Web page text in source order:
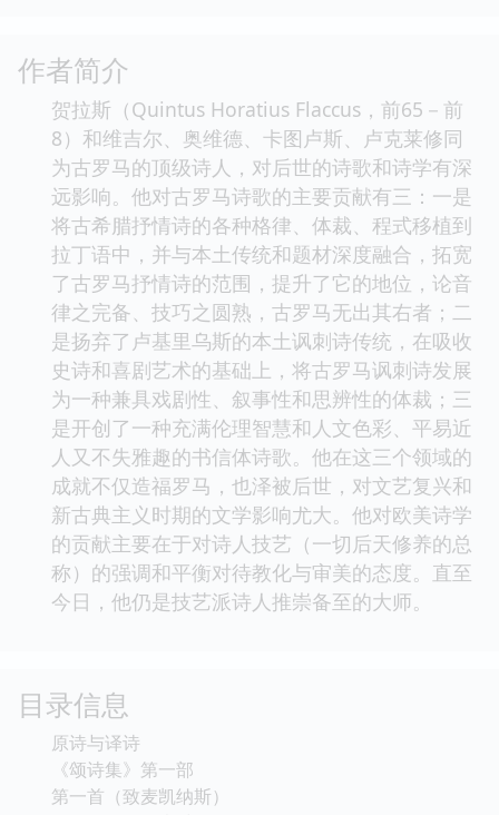
作者简介
贺拉斯（Quintus Horatius Flaccus，前65－前
8）和维吉尔、奥维德、卡图卢斯、卢克莱修同
为古罗马的顶级诗人，对后世的诗歌和诗学有深
远影响。他对古罗马诗歌的主要贡献有三：一是
将古希腊抒情诗的各种格律、体裁、程式移植到
拉丁语中，并与本土传统和题材深度融合，拓宽
了古罗马抒情诗的范围，提升了它的地位，论音
律之完备、技巧之圆熟，古罗马无出其右者；二
是扬弃了卢基里乌斯的本土讽刺诗传统，在吸收
史诗和喜剧艺术的基础上，将古罗马讽刺诗发展
为一种兼具戏剧性、叙事性和思辨性的体裁；三
是开创了一种充满伦理智慧和人文色彩、平易近
人又不失雅趣的书信体诗歌。他在这三个领域的
成就不仅造福罗马，也泽被后世，对文艺复兴和
新古典主义时期的文学影响尤大。他对欧美诗学
的贡献主要在于对诗人技艺（一切后天修养的总
称）的强调和平衡对待教化与审美的态度。直至
今日，他仍是技艺派诗人推崇备至的大师。
目录信息
原诗与译诗
《颂诗集》第一部
第一首（致麦凯纳斯）